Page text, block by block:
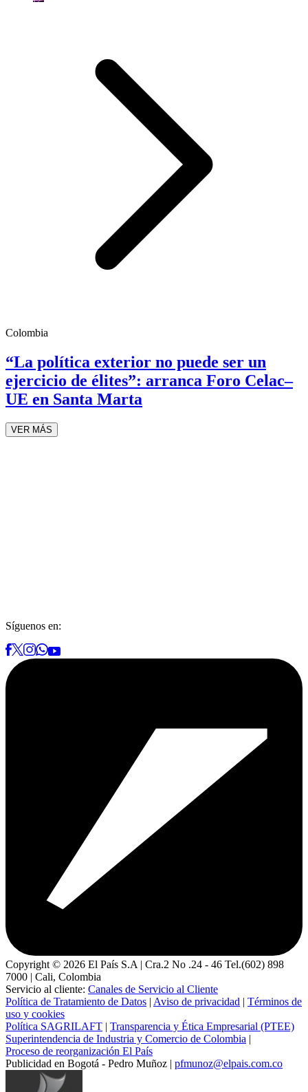
Colombia
“La política exterior no puede ser un
ejercicio de élites”: arranca Foro Celac–
UE en Santa Marta
VER MÁS
Síguenos en:
Copyright © 2026 El País S.A | Cra.2 No .24 - 46 Tel.(602) 898
7000 | Cali, Colombia
Servicio al cliente: Canales de Servicio al Cliente
Política de Tratamiento de Datos | Aviso de privacidad | Términos de
uso y cookies
Política SAGRILAFT | Transparencia y Ética Empresarial (PTEE)
Superintendencia de Industria y Comercio de Colombia |
Proceso de reorganización El País
Publicidad en Bogotá - Pedro Muñoz | pfmunoz@elpais.com.co